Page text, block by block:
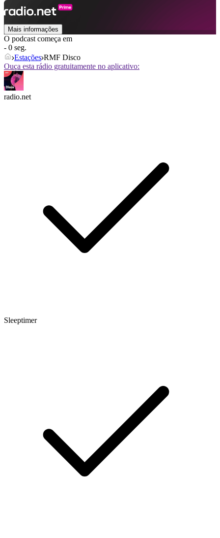
Mais informações
O podcast começa em
- 0 seg.
Estações RMF Disco
Ouça esta rádio gratuitamente no aplicativo:
radio.net
Sleeptimer